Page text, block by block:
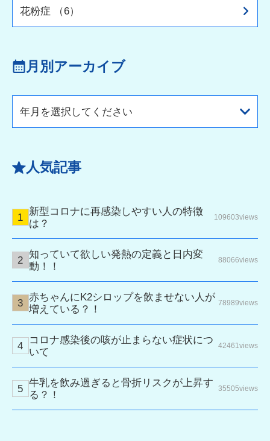
花粉症 （6）
月別アーカイブ
年月を選択してください
人気記事
新型コロナに再感染しやすい人の特徴
は？
109603views
知っていて欲しい発熱の定義と日内変
動！！
88066views
赤ちゃんにK2シロップを飲ませない人が
増えている？！
78989views
コロナ感染後の咳が止まらない症状につ
いて
42461views
牛乳を飲み過ぎると骨折リスクが上昇す
る？！
35505views